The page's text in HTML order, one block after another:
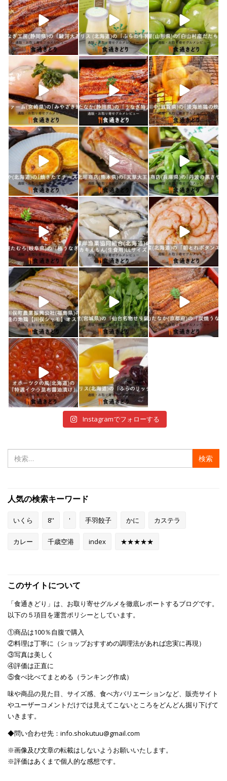
1月 26 1月 24 1月 23
shokutuu_kidori
1月 21
shokutuu_kidori
1月 19
shokutuu_kidori
1月 18
shokutuu_kidori
1月 17
shokutuu_kidori
1月 16
shokutuu_kidori
1月 15
shokutuu_kidori
1月 10
shokutuu_kidori
1月 9
shokutuu_kidori
1月 8
shokutuu_kidori
1月 7
shokutuu_kidori
1月 5
shokutuu_kidori
12月 30
shokutuu_kidori
12月 29
shokutuu_kidori
12月 28
Instagramでフォローする
索:
人気の検索キーワード
いくら 8'' ' 手羽餃子 かに カステラ
カレー 千歳空港 index ★★★★★
このサイトについて
「食通きどり」は、お取り寄せグルメを徹底レポートするブログです。
以下の５項目を運営ポリシーとしています。
①商品は100％自腹で購入
②料理は丁寧に（ショップおすすめの調理法があれば忠実に再現）
③写真は美しく
④評価は正直に
⑤食べ比べてまとめる（ランキング作成）
味や商品の見た目、サイズ感、食べ方バリエーションなど、販売サイト
やユーザーコメントだけでは見えてこないところをどんどん掘り下げて
いきます。
◆問い合わせ先：info.shokutuu@gmail.com
※画像及び文章の転載はしないようお願いいたします。
※評価はあくまで個人的な感想です。